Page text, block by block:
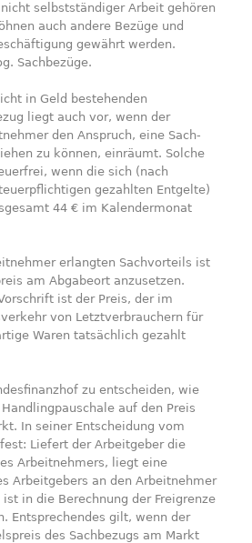
selbstständiger Arbeit gehören
auch andere Bezüge und
gewährt werden.
Sachbezüge.
in Geld bestehenden
liegt auch vor, wenn der
den Anspruch, eine Sach-
zu können, einräumt. Solche
wenn die sich (nach
gezahlten Entgelte)
44 € im Kalendermonat
erlangten Sachvorteils ist
am Abgabeort anzusetzen.
ist der Preis, der im
von Letztverbrauchern für
Waren tatsächlich gezahlt
zu entscheiden, wie
auf den Preis
In seiner Entscheidung vom
Liefert der Arbeitgeber die
Arbeitnehmers, liegt eine
Arbeitgebers an den Arbeitnehmer
in die Berechnung der Freigrenze
Entsprechendes gilt, wenn der
des Sachbezugs am Markt